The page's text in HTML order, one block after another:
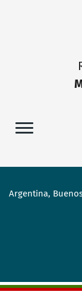
Argentina,